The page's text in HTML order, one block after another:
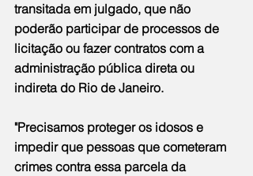
transitada em julgado, que não
poderão participar de processos de
licitação ou fazer contratos com a
administração pública direta ou
indireta do Rio de Janeiro.
"Precisamos proteger os idosos e
impedir que pessoas que cometeram
crimes contra essa parcela da